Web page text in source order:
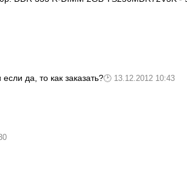
да, то как заказать?
13.12.2012 10:43